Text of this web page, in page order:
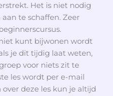
Het is niet nodig
te schaffen. Zeer
kunt bijwonen wordt
je dit tijdig laat weten,
voor niets zit te
les wordt per e-mail
deze les kun je altijd